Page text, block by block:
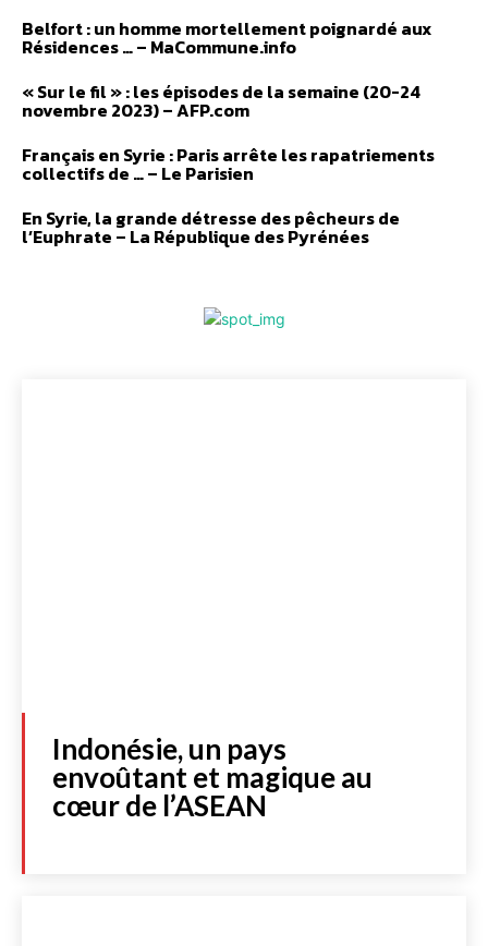
Belfort : un homme mortellement poignardé aux
Résidences … – MaCommune.info
« Sur le fil » : les épisodes de la semaine (20-24
novembre 2023) – AFP.com
Français en Syrie : Paris arrête les rapatriements
collectifs de … – Le Parisien
En Syrie, la grande détresse des pêcheurs de
l’Euphrate – La République des Pyrénées
Indonésie, un pays
envoûtant et magique au
cœur de l’ASEAN